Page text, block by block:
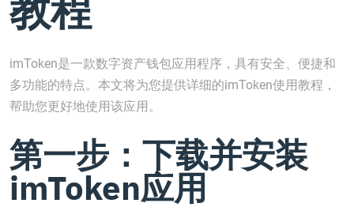
imToken是一款数字资产钱包应用程序，具有安全、便捷和
多功能的特点。本文将为您提供详细的imToken使用教程，
帮助您更好地使用该应用。
第一步：下载并安装
imToken应用